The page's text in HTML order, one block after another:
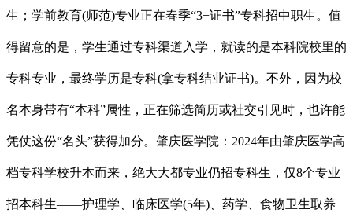
生；学前教育(师范)专业正在春季“3+证书”专科招中职生。值
得留意的是，学生通过专科渠道入学，就读的是本科院校里的
专科专业，最终学历是专科(拿专科结业证书)。不外，因为校
名本身带有“本科”属性，正在筛选简历或社交引见时，也许能
凭仗这份“名头”获得加分。肇庆医学院：2024年由肇庆医学高
档专科学校升本而来，绝大大都专业仍招专科生，仅8个专业
招本科生——护理学、临床医学(5年)、药学、食物卫生取养